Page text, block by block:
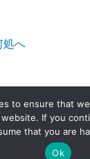
処へ
トマン」はおか
X その４
to ensure that
If you
that you are
Ok